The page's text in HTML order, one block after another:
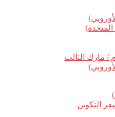
المتحدة)
/ مارك الثالث